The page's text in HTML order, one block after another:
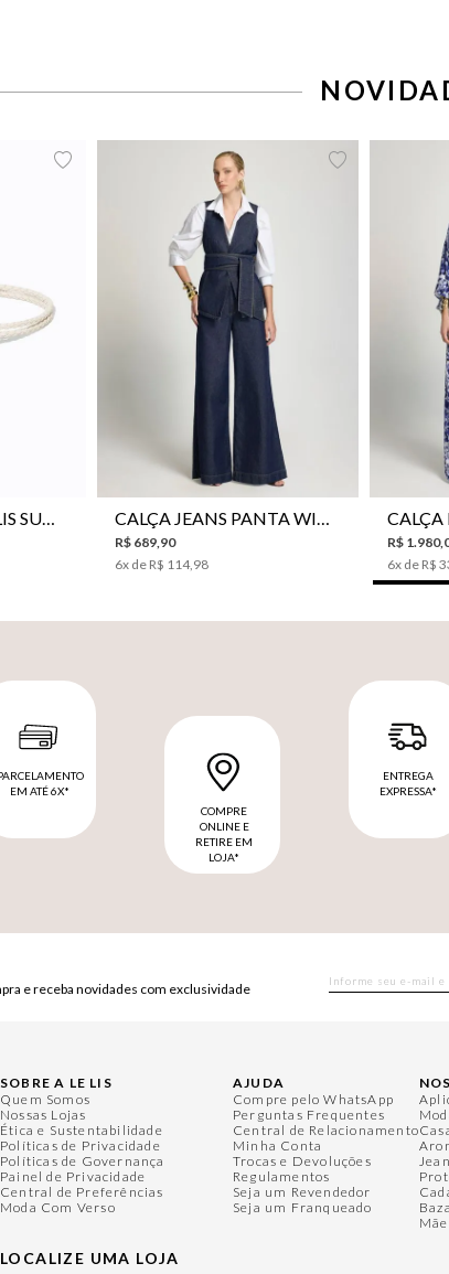
CINTO COURO LE LIS SUKI FEMININO
34 36 40 44
CALÇA JEANS PANTA WIDE LE LIS ISIS FEMININA
R$ 689,90
6x de R$ 114,98
34
R$ 1.980,
6x de R$
EM ATÉ 6X*
COMPRE
ONLINE E
RETIRE EM
LOJA*
ENTREGA
EXPRESSA*
e receba novidades com exclusividade
SOBRE A LE LIS
Quem Somos
Nossas Lojas
Ética e Sustentabilidade
Políticas de Privacidade
Políticas de Governança
Painel de Privacidade
Central de Preferências
Moda Com Verso
LOCALIZE UMA LOJA
AJUDA
Compre pelo WhatsApp
Perguntas Frequentes
Central de Relacionamento
Minha Conta
Trocas e Devoluções
Regulamentos
Seja um Revendedor
Seja um Franqueado